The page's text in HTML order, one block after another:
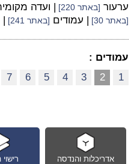
ערעור [באתר 220] | ועדה
[באתר 30] | עמודים [באתר 241] |
עמודים :
1
2
3
4
5
6
7
רישוי אדריכלות והנדסה